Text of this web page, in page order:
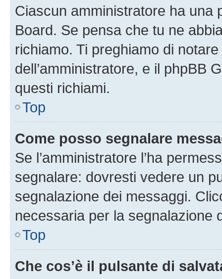
Ciascun amministratore ha una
Board. Se pensa che tu ne
richiamo. Ti preghiamo di
dell’amministratore, e il phpBB
questi richiami.
Top
Come posso segnalare
Se l’amministratore l’ha
segnalare: dovresti vedere un
segnalazione dei messaggi.
necessaria per la segnalazione
Top
Che cos’è il pulsante di